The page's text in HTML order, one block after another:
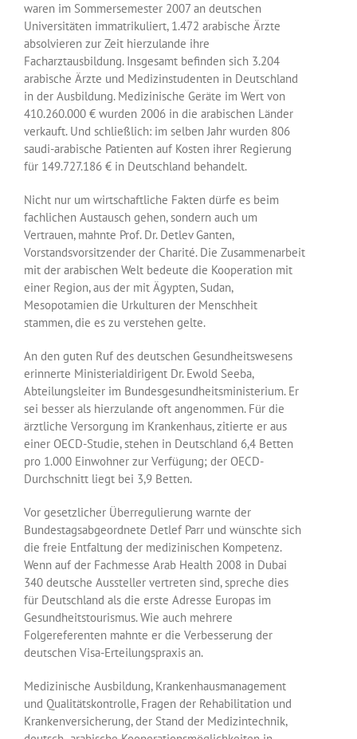
waren im Sommersemester 2007 an deutschen
Universitäten immatrikuliert, 1.472 arabische Ärzte
absolvieren zur Zeit hierzulande ihre
Facharztausbildung. Insgesamt befinden sich 3.204
arabische Ärzte und Medizinstudenten in Deutschland
in der Ausbildung. Medizinische Geräte im Wert von
410.260.000 € wurden 2006 in die arabischen Länder
verkauft. Und schließlich: im selben Jahr wurden 806
saudi-arabische Patienten auf Kosten ihrer Regierung
für 149.727.186 € in Deutschland behandelt.
Nicht nur um wirtschaftliche Fakten dürfe es beim
fachlichen Austausch gehen, sondern auch um
Vertrauen, mahnte Prof. Dr. Detlev Ganten,
Vorstandsvorsitzender der Charité. Die Zusammenarbeit
mit der arabischen Welt bedeute die Kooperation mit
einer Region, aus der mit Ägypten, Sudan,
Mesopotamien die Urkulturen der Menschheit
stammen, die es zu verstehen gelte.
An den guten Ruf des deutschen Gesundheitswesens
erinnerte Ministerialdirigent Dr. Ewold Seeba,
Abteilungsleiter im Bundesgesundheitsministerium. Er
sei besser als hierzulande oft angenommen. Für die
ärztliche Versorgung im Krankenhaus, zitierte er aus
einer OECD-Studie, stehen in Deutschland 6,4 Betten
pro 1.000 Einwohner zur Verfügung; der OECD-
Durchschnitt liegt bei 3,9 Betten.
Vor gesetzlicher Überregulierung warnte der
Bundestagsabgeordnete Detlef Parr und wünschte sich
die freie Entfaltung der medizinischen Kompetenz.
Wenn auf der Fachmesse Arab Health 2008 in Dubai
340 deutsche Aussteller vertreten sind, spreche dies
für Deutschland als die erste Adresse Europas im
Gesundheitstourismus. Wie auch mehrere
Folgereferenten mahnte er die Verbesserung der
deutschen Visa-Erteilungspraxis an.
Medizinische Ausbildung, Krankenhausmanagement
und Qualitätskontrolle, Fragen der Rehabilitation und
Krankenversicherung, der Stand der Medizintechnik,